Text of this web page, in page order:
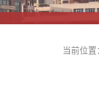
当前位置